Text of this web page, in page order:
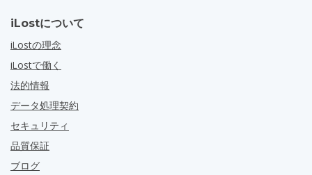
iLostについて
iLostの理念
iLostで働く
法的情報
データ処理契約
セキュリティ
品質保証
ブログ